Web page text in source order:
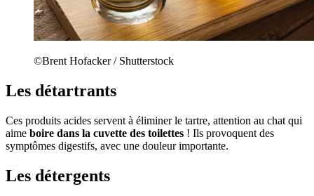
©Brent Hofacker / Shutterstock
Les détartrants
Ces produits acides servent à éliminer le tartre, attention au chat qui
aime boire dans la cuvette des toilettes ! Ils provoquent des
symptômes digestifs, avec une douleur importante.
Les détergents